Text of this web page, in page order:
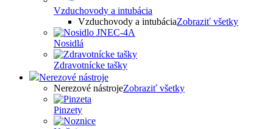
Vzduchovody a intubácia
Vzduchovody a intubáciaZobraziť všetky
Nosidlá
Zdravotnícke tašky
Nerezové nástroje
Nerezové nástrojeZobraziť všetky
Pinzety